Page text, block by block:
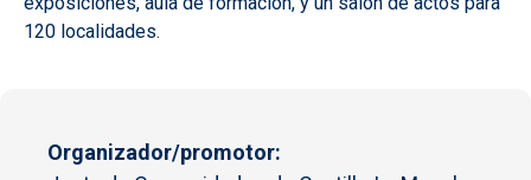
120 localidades.
Organizador/promotor